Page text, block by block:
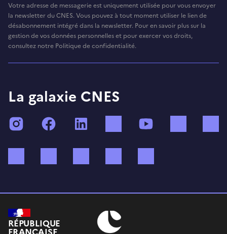
Votre adresse de messagerie est uniquement utilisée pour vous envoyer
la newsletter du CNES. Vous pouvez à tout moment utiliser le lien de
désabonnement intégré dans la newsletter. Pour en savoir plus sur la
gestion de vos données personnelles et pour exercer vos droits,
consultez notre Politique de confidentialité.
La galaxie CNES
InstagramFacebook TikTok
RÉPUBLIQUE